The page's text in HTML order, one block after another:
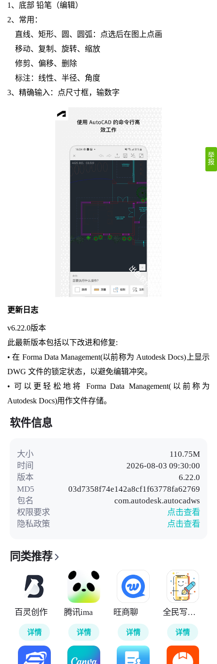
1、底部 铅笔（编辑）
2、常用：
直线、矩形、圆、圆弧：点选后在图上点画
移动、复制、旋转、缩放
修剪、偏移、删除
标注：线性、半径、角度
3、精确输入：点尺寸框，输数字
更新日志
v6.22.0版本
此最新版本包括以下改进和修复:
• 在 Forma Data Management(以前称为 Autodesk Docs)上显示
DWG 文件的锁定状态，以避免编辑冲突。
• 可以更轻松地将 Forma Data Management(以前称为
Autodesk Docs)用作文件存储。
软件信息
大小
110.75M
时间
2026-08-03 09:30:00
版本
6.22.0
MD5
03d7358f74e142a8cf1f63778fa62769
包名
com.autodesk.autocadws
权限要求
点击查看
隐私政策
点击查看
同类推荐
百灵创作
详情
腾讯ima
详情
旺商聊
详情
全民写小说
详情
举
报